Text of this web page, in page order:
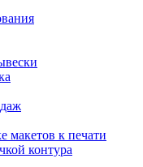
макетов к печати
контура